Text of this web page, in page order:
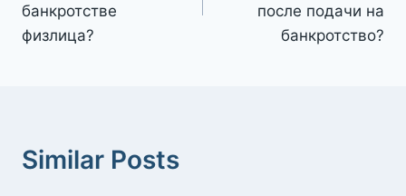
банкротстве
физлица?
после подачи на
банкротство?
Similar Posts